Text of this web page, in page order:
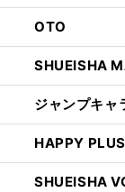
OTO
SHUEISHA
ジャンプキャ
HAPPY
SHUEISHA